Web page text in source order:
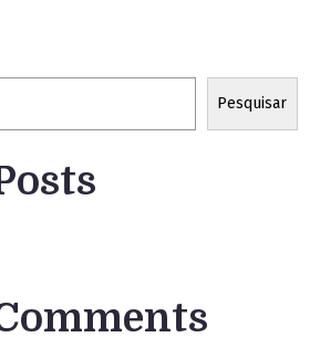
Pesquisar